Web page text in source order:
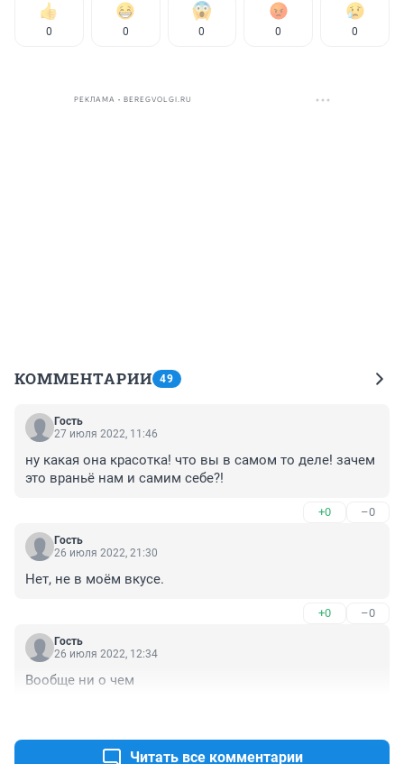
0 0 0 0 0
РЕКЛАМА • BEREGVOLGI.RU
КОММЕНТАРИИ 49
Гость
27 июля 2022, 11:46
ну какая она красотка! что вы в самом то деле! зачем
это враньё нам и самим себе?!
+0 –0
Гость
26 июля 2022, 21:30
Нет, не в моём вкусе.
+0 –0
Гость
26 июля 2022, 12:34
Вообще ни о чем
Читать все комментарии